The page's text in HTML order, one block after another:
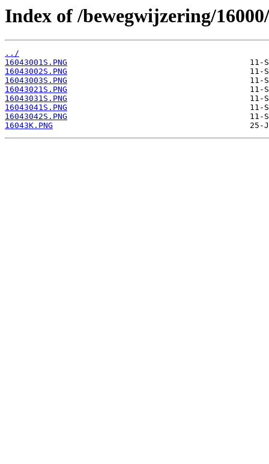
Index of /bewegwijzering/
../
16043001S.PNG
16043002S.PNG
16043003S.PNG
16043021S.PNG
16043031S.PNG
16043041S.PNG
16043042S.PNG
16043K.PNG